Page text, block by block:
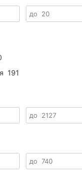
до 20
191
до 2127
до 740